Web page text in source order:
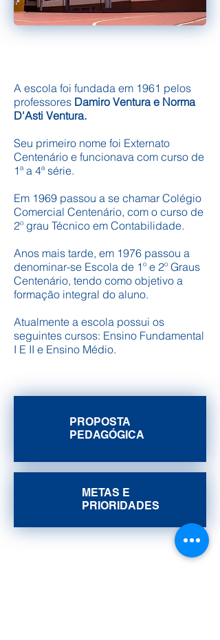
A escola foi fundada em 1961 pelos
professores Damiro Ventura e Norma
D'Asti Ventura.
Seu primeiro nome foi Externato
Centenário e funcionava com curso de
1ª a 4ª série.
Em 1969 passou a se chamar Colégio
Comercial Centenário, com o curso de
2º grau Técnico em Contabilidade.
Anos mais tarde, em 1976 passou a
denominar-se Escola de 1º e 2º Graus
Centenário, tendo como objetivo a
formação integral do aluno.
Atualmente a escola possui os
seguintes cursos: Ensino Fundamental
I E II e Ensino Médio.
PROPOSTA
PEDAGÓGICA
METAS E
PRIORIDADES